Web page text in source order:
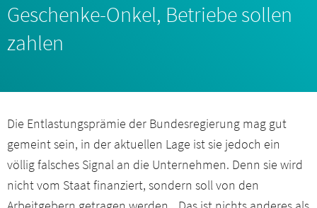
Serviceangebote
Berufsbildung
Aktuelles
Presseservice
Netzwerk
Geschenke-Onkel, Betriebe sollen
zahlen
Die Entlastungsprämie der Bundesregierung mag gut
gemeint sein, in der aktuellen Lage ist sie jedoch ein
völlig falsches Signal an die Unternehmen. Denn sie wird
nicht vom Staat finanziert, sondern soll von den